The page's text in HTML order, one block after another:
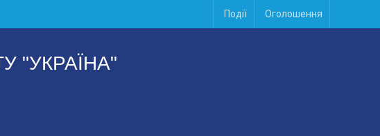
Події Оголошення
"УКРАЇНА"